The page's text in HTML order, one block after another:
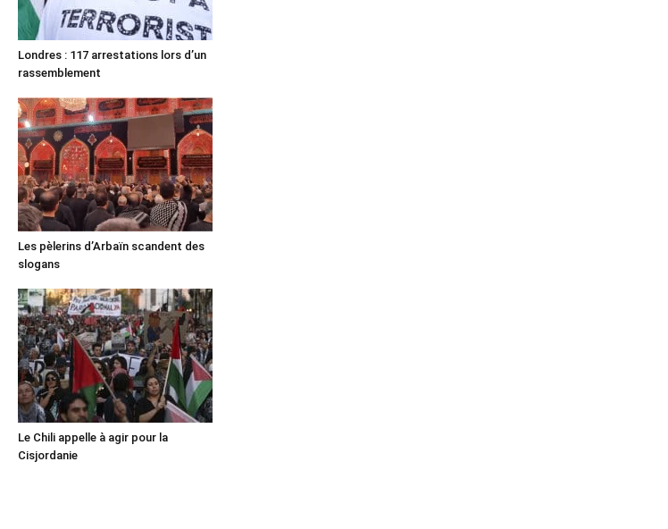
Londres : 117 arrestations lors d’un
rassemblement
Les pèlerins d’Arbaïn scandent des
slogans
Le Chili appelle à agir pour la
Cisjordanie